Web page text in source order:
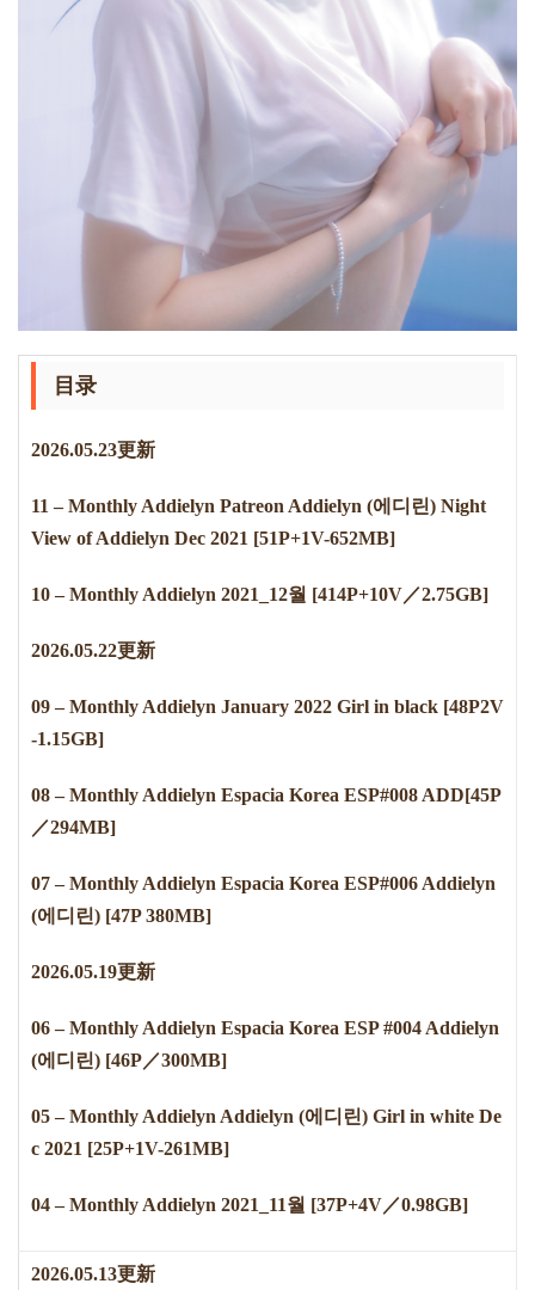
目录
2026.05.23更新
11 – Monthly Addielyn Patreon Addielyn (에디린) Night
View of Addielyn Dec 2021 [51P+1V-652MB]
10 – Monthly Addielyn 2021_12월 [414P+10V／2.75GB]
2026.05.22更新
09 – Monthly Addielyn January 2022 Girl in black [48P2V
-1.15GB]
08 – Monthly Addielyn Espacia Korea ESP#008 ADD[45P
／294MB]
07 – Monthly Addielyn Espacia Korea ESP#006 Addielyn
(에디린) [47P 380MB]
2026.05.19更新
06 – Monthly Addielyn Espacia Korea ESP #004 Addielyn
(에디린) [46P／300MB]
05 – Monthly Addielyn Addielyn (에디린) Girl in white De
c 2021 [25P+1V-261MB]
04 – Monthly Addielyn 2021_11월 [37P+4V／0.98GB]
2026.05.13更新